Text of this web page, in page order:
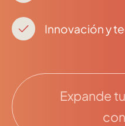
Innovación y
Expande